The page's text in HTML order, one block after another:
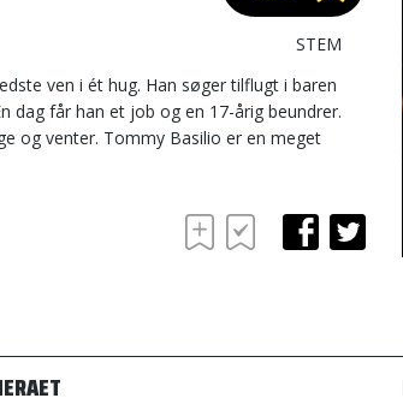
STEM
ven i ét hug. Han søger tilflugt i baren
dag får han et job og en 17-årig beundrer.
og venter. Tommy Basilio er en meget